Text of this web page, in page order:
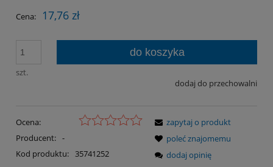
Cena: 17,76 zł
szt.
do koszyka
dodaj do przechowalni
Ocena:
Producent: -
Kod produktu: 35741252
zapytaj o produkt
poleć znajomemu
dodaj opinię